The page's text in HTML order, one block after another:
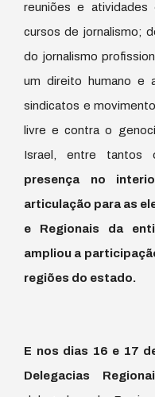
reuniões e
cursos de jornalismo;
do jornalismo
um direito humano e
sindicatos e
livre e contra o
Israel, entre tantos
presença no
articulação para as
e Regionais da
ampliou a
regiões do estado.
E nos dias 16 e 17
Delegacias